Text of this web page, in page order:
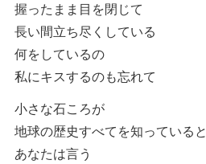
握ったまま目を閉じて
長い間立ち尽くしている
何をしているの
私にキスするのも忘れて
小さな石ころが
地球の歴史すべてを知っていると
あなたは言う